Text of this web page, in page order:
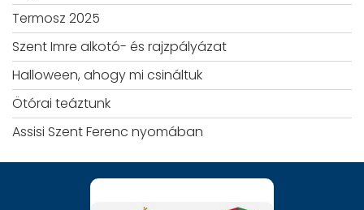
Termosz 2025
Szent Imre alkotó- és rajzpályázat
Halloween, ahogy mi csináltuk
Ötórai teáztunk
Assisi Szent Ferenc nyomában